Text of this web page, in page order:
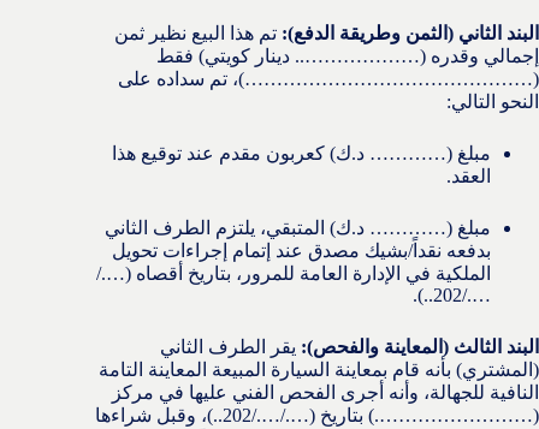
البند الثاني (الثمن وطريقة الدفع): تم هذا البيع نظير ثمن
إجمالي وقدره (……………….. دينار كويتي) فقط
(………………………………………)، تم سداده على
النحو التالي:
مبلغ (………… د.ك) كعربون مقدم عند توقيع هذا
العقد.
مبلغ (………… د.ك) المتبقي، يلتزم الطرف الثاني
بدفعه نقداً/بشيك مصدق عند إتمام إجراءات تحويل
الملكية في الإدارة العامة للمرور، بتاريخ أقصاه (…./
…./202..).
البند الثالث (المعاينة والفحص): يقر الطرف الثاني
(المشتري) بأنه قام بمعاينة السيارة المبيعة المعاينة التامة
النافية للجهالة، وأنه أجرى الفحص الفني عليها في مركز
(…………………….) بتاريخ (…./…./202..)، وقبل شراءها